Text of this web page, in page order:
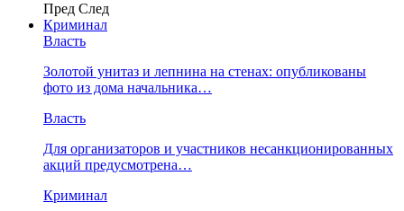
Пред След
Криминал
Власть
​Золотой унитаз и лепнина на стенах: опубликованы
фото из дома начальника…
Власть
Для организаторов и участников несанкционированных
акций предусмотрена…
Криминал